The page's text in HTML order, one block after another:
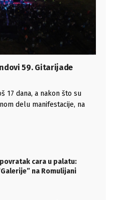
59. Gitarijade
17 dana, a nakon što su
delu manifestacije, na
cara u palatu:
na Romulijani